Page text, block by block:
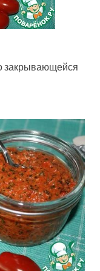
закрывающейся